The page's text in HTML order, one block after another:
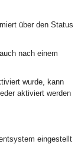
über den Status
nach einem
wurde, kann
aktiviert werden
eingestellt